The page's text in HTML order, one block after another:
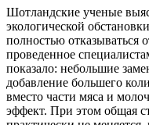
Шотландские ученые
экологической
полностью
проведенное
показало: небольшие
добавление большего
вместо части мяса и
эффект. При этом общая